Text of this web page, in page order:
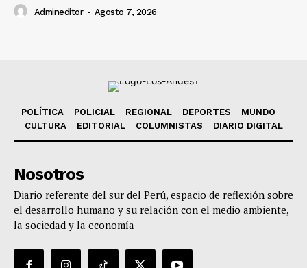
Admineditor - Agosto 7, 2026
POLÍTICA POLICIAL REGIONAL DEPORTES
MUNDO
CULTURA
EDITORIAL COLUMNISTAS DIARIO DIGITAL
Nosotros
Diario referente del sur del Perú, espacio de reflexión sobre
el desarrollo humano y su relación con el medio ambiente,
la sociedad y la economía